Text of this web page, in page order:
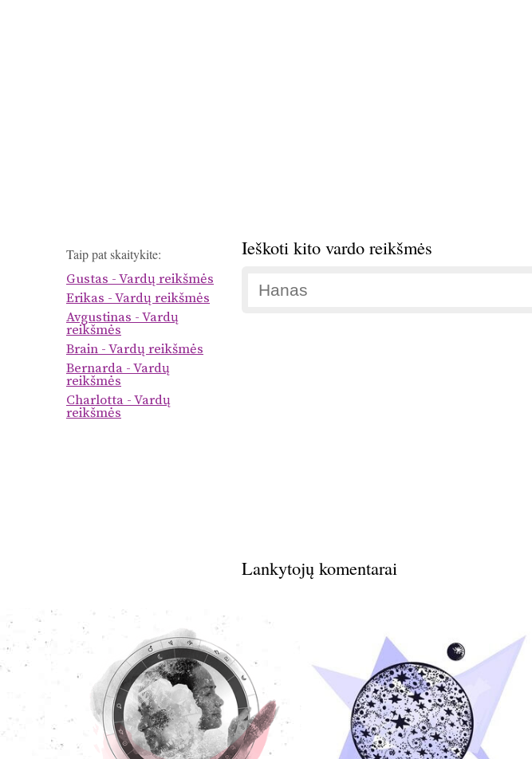
Taip pat skaitykite:
Gustas - Vardų reikšmės
Erikas - Vardų reikšmės
Avgustinas - Vardų
reikšmės
Brain - Vardų reikšmės
Bernarda - Vardų
reikšmės
Charlotta - Vardų
reikšmės
Ieškoti kito vardo reikšmės
Lankytojų komentarai